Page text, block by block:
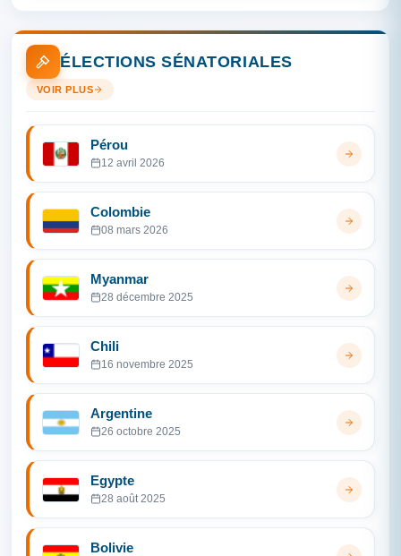
ÉLECTIONS SÉNATORIALES
VOIR PLUS
Pérou
12 avril 2026
Colombie
08 mars 2026
Myanmar
28 décembre 2025
Chili
16 novembre 2025
Argentine
26 octobre 2025
Egypte
28 août 2025
Bolivie